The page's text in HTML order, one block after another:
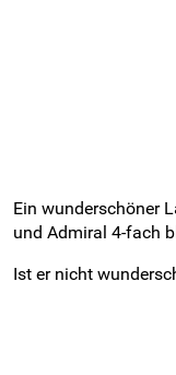
Ein wunderschöner
und Admiral 4-fach
Ist er nicht